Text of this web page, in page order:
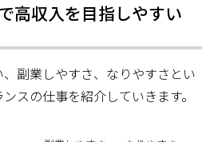
高収入を目指しやすい
副業しやすさ、なりやすさとい
スの仕事を紹介していきます。